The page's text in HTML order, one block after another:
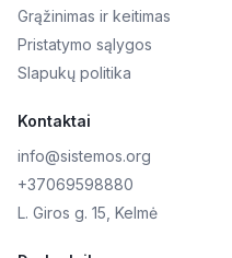
Grąžinimas ir keitimas
Pristatymo sąlygos
Slapukų politika
Kontaktai
info@sistemos.org
+37069598880
L. Giros g. 15, Kelmė